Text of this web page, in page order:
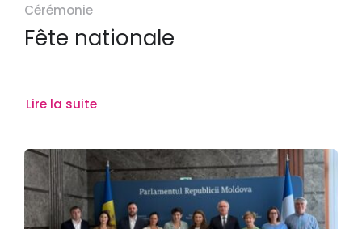
Cérémonie
Fête nationale
Lire la suite